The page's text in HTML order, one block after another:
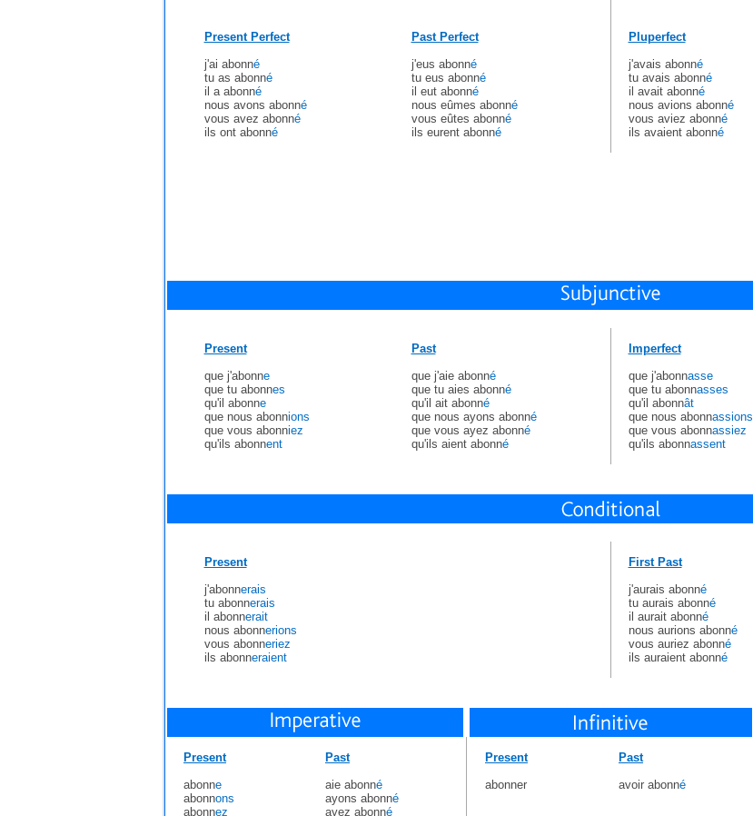
Present Perfect
j'ai abonné
tu as abonné
il a abonné
nous avons abonné
vous avez abonné
ils ont abonné
Past Perfect
j'eus abonné
tu eus abonné
il eut abonné
nous eûmes abonné
vous eûtes abonné
ils eurent abonné
Pluperfect
j'avais abonné
tu avais abonné
il avait abonné
nous avions abonné
vous aviez abonné
ils avaient abonné
Present
que j'abonne
que tu abonnes
qu'il abonne
que nous abonnions
que vous abonniez
qu'ils abonnent
Past
que j'aie abonné
que tu aies abonné
qu'il ait abonné
que nous ayons abonné
que vous ayez abonné
qu'ils aient abonné
Imperfect
que j'abonnasse
que tu abonnasses
qu'il abonnât
que nous abonnassions
que vous abonnassiez
qu'ils abonnassent
Present
j'abonnerais
tu abonnerais
il abonnerait
nous abonnerions
vous abonneriez
ils abonneraient
First Past
j'aurais abonné
tu aurais abonné
il aurait abonné
nous aurions abonné
vous auriez abonné
ils auraient abonné
Present
abonne
abonnons
abonnez
Past
aie abonné
ayons abonné
ayez abonné
Present
abonner
Past
avoir abonné